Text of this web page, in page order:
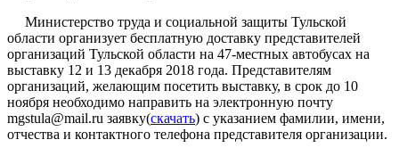
Министерство труда и социальной защиты Тульской
области организует бесплатную доставку представителей
организаций Тульской области на 47-местных автобусах на
выставку 12 и 13 декабря 2018 года. Представителям
организаций, желающим посетить выставку, в срок до 10
ноября необходимо направить на электронную почту
mgstula@mail.ru заявку(скачать) с указанием фамилии, имени,
отчества и контактного телефона представителя организации.